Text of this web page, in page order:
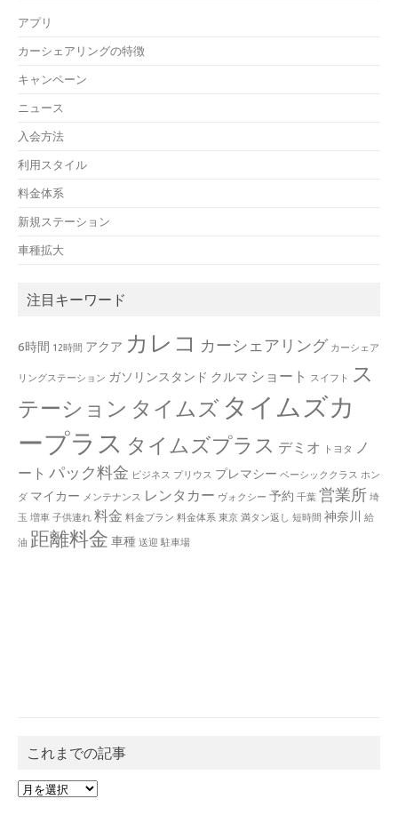
アプリ
カーシェアリングの特徴
キャンペーン
ニュース
入会方法
利用スタイル
料金体系
新規ステーション
車種拡大
注目キーワード
6時間 12時間 アクア カレコ カーシェアリング カーシェア
リングステーション ガソリンスタンド クルマ ショート スイフト
ス
テーション タイムズ タイムズカ
ープラス タイムズプラス デミオ トヨタ
ノ
ート パック料金 ビジネス プリウス プレマシー ベーシッククラス ホン
ダ マイカー メンテナンス レンタカー ヴォクシー 予約 千葉 営業所 埼
玉 増車 子供連れ 料金 料金プラン 料金体系 東京 満タン返し 短時間 神奈川 給
油 距離料金 車種 送迎 駐車場
これまでの記事
こ